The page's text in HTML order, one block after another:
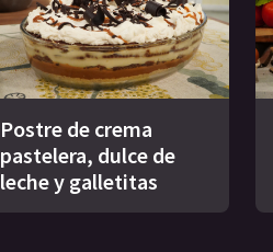
Postre de crema
pastelera, dulce de
leche y galletitas